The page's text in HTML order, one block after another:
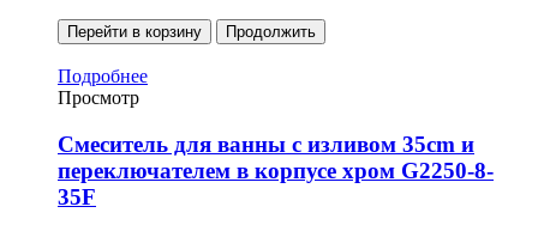
Перейти в корзину Продолжить
Подробнее
Просмотр
Смеситель для ванны с изливом 35cm и
переключателем в корпусе хром G2250-8-
35F